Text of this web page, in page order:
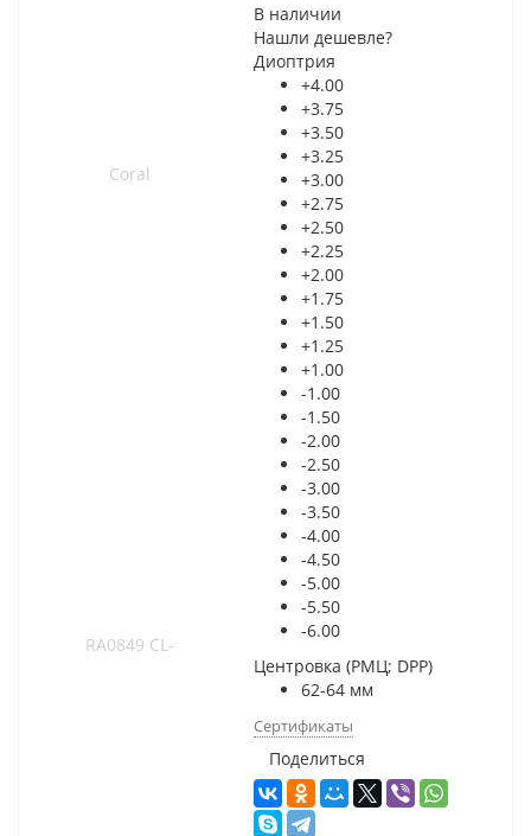
В наличии
Нашли дешевле?
Диоптрия
+4.00
+3.75
+3.50
+3.25
+3.00
+2.75
+2.50
+2.25
+2.00
+1.75
+1.50
+1.25
+1.00
-1.00
-1.50
-2.00
-2.50
-3.00
-3.50
-4.00
-4.50
-5.00
-5.50
-6.00
Центровка (РМЦ; DPP)
62-64 мм
Сертификаты
Поделиться